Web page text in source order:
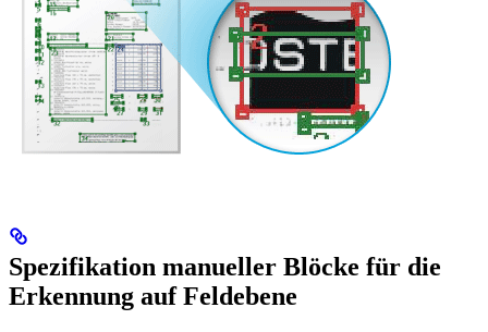
Spezifikation manueller Blöcke für die
Erkennung auf Feldebene